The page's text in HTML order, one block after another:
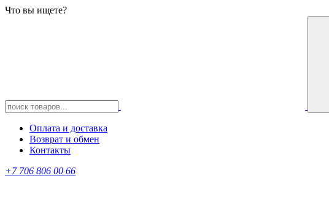
Что вы ищете?
Оплата и доставка
Возврат и обмен
Контакты
+7 706 806 00 66